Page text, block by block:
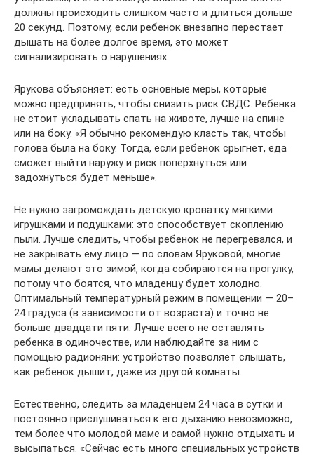
должны происходить слишком часто и длиться дольше
20 секунд. Поэтому, если ребенок внезапно перестает
дышать на более долгое время, это может
сигнализировать о нарушениях.
Ярукова объясняет: есть основные меры, которые
можно предпринять, чтобы снизить риск СВДС. Ребенка
не стоит укладывать спать на животе, лучше на спине
или на боку. «Я обычно рекомендую класть так, чтобы
голова была на боку. Тогда, если ребенок срыгнет, еда
сможет выйти наружу и риск поперхнуться или
задохнуться будет меньше».
Не нужно загромождать детскую кроватку мягкими
игрушками и подушками: это способствует скоплению
пыли. Лучше следить, чтобы ребенок не перегревался, и
не закрывать ему лицо — по словам Яруковой, многие
мамы делают это зимой, когда собираются на прогулку,
потому что боятся, что младенцу будет холодно.
Оптимальный температурный режим в помещении — 20–
24 градуса (в зависимости от возраста) и точно не
больше двадцати пяти. Лучше всего не оставлять
ребенка в одиночестве, или наблюдайте за ним с
помощью радионяни: устройство позволяет слышать,
как ребенок дышит, даже из другой комнаты.
Естественно, следить за младенцем 24 часа в сутки и
постоянно прислушиваться к его дыханию невозможно,
тем более что молодой маме и самой нужно отдыхать и
высыпаться. «Сейчас есть много специальных устройств